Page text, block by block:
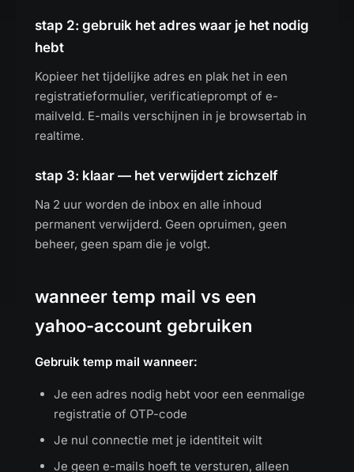
stap 2: gebruik het adres waar je het nodig
hebt
Kopieer het tijdelijke adres en plak het in een
registratieformulier, verificatieprompt of e-
mailveld. E-mails verschijnen in je browsertab in
realtime.
stap 3: klaar — het verwijdert zichzelf
Na 2 uur worden de inbox en alle inhoud
permanent verwijderd. Geen opruimen, geen
beheer, geen spam die je volgt.
wanneer temp mail vs een
yahoo-account gebruiken
Gebruik temp mail wanneer:
Je een adres nodig hebt voor een eenmalige
registratie of OTP-code
Je nul connectie met je identiteit wilt
Je geen e-mails hoeft te versturen, alleen